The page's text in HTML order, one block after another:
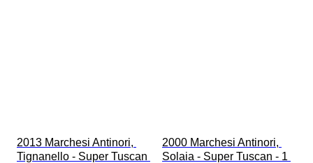
2013 Marchesi Antinori,
Tignanello - Super Tuscan
2000 Marchesi Antinori,
Solaia - Super Tuscan - 1